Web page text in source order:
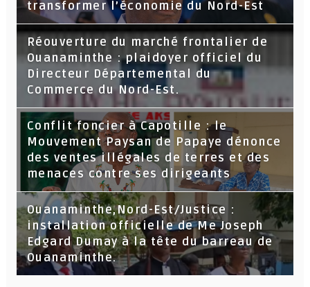
transformer l’économie du Nord-Est
Réouverture du marché frontalier de
Ouanaminthe : plaidoyer officiel du
Directeur Départemental du
Commerce du Nord-Est.
Conflit foncier à Capotille : le
Mouvement Paysan de Papaye dénonce
des ventes illégales de terres et des
menaces contre ses dirigeants
Ouanaminthe,Nord-Est/Justice :
installation officielle de Me Joseph
Edgard Dumay à la tête du barreau de
Ouanaminthe.